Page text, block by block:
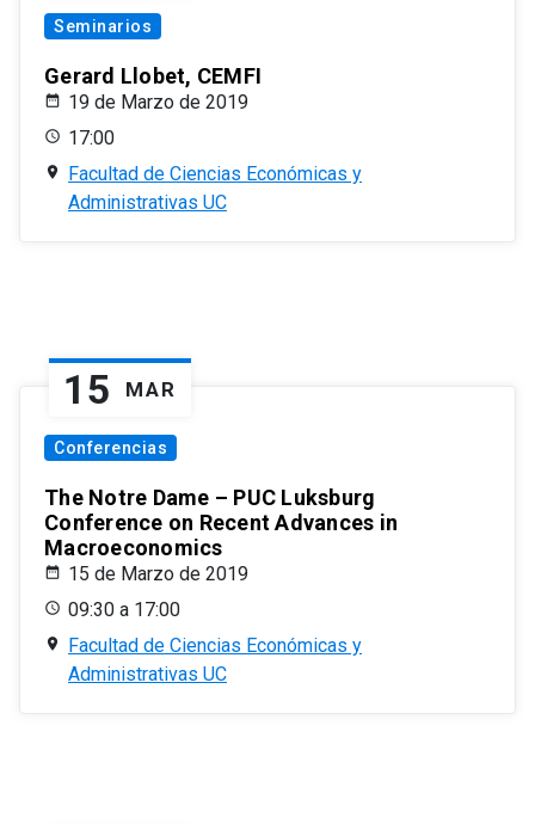
Seminarios
Gerard Llobet, CEMFI
19 de Marzo de 2019
17:00
Facultad de Ciencias Económicas y
Administrativas UC
15 MAR
Conferencias
The Notre Dame – PUC Luksburg
Conference on Recent Advances in
Macroeconomics
15 de Marzo de 2019
09:30 a 17:00
Facultad de Ciencias Económicas y
Administrativas UC